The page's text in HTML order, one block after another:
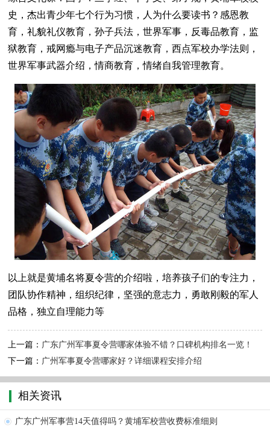
史，杰出青少年七个行为习惯，人为什么要读书？感恩教
育，礼貌礼仪教育，孙子兵法，世界军事，反毒品教育，监
狱教育，戒网瘾与电子产品沉迷教育，西点军校办学法则，
世界军事武器介绍，情商教育，情绪自我管理教育。
以上就是黄埔名将夏令营的介绍啦，培养孩子们的专注力，
团队协作精神，组织纪律，坚强的意志力，勇敢刚毅的军人
品格，独立自理能力等
上一篇： 广东广州军事夏令营哪家体验不错？口碑机构排名一览！
下一篇： 广州军事夏令营哪家好？详细课程安排介绍
相关资讯
广东广州军事营14天值得吗？黄埔军校营收费标准细则